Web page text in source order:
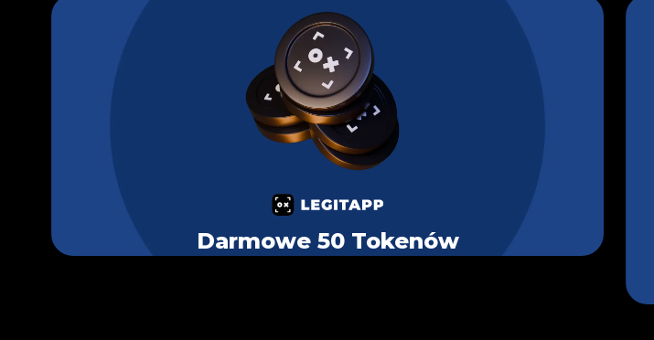
Darmowe 50 Tokenów